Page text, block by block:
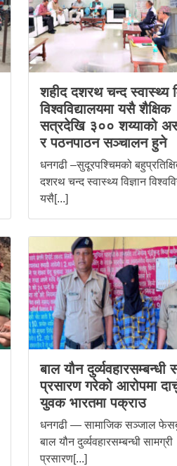
शहीद दशरथ चन्द स्वास्थ्य
विश्वविद्यालयमा यसै शैक्षिक
सत्रदेखि ३०० शय्याको
र पठनपाठन सञ्चालन हुने
धनगढी –सुदूरपश्चिमको
दशरथ चन्द स्वास्थ्य विज्ञान
यसै[...]
बाल यौन दुर्व्यवहारसम्बन्धी
प्रसारण गरेको आरोपमा
युवक भारतमा पक्राउ
धनगढी — सामाजिक सञ्जाल
बाल यौन दुर्व्यवहारसम्बन्धी सामग्री
प्रसारण[...]